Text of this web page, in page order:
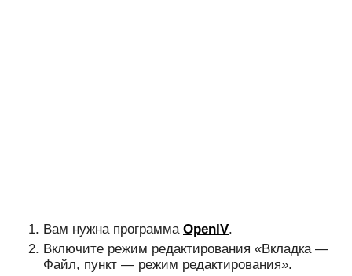
Вам нужна программа OpenIV.
Включите режим редактирования «Вкладка —
Файл, пункт — режим редактирования».